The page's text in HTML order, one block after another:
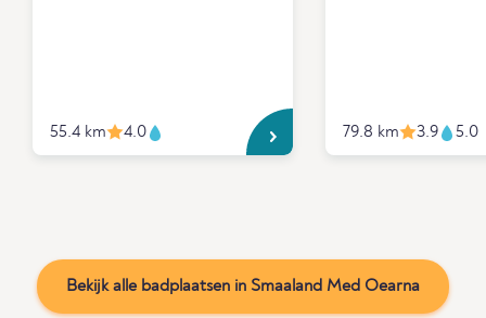
55.4 km 4.0 79.8 km 3.9 5.0
Bekijk alle badplaatsen in Smaaland Med Oearna